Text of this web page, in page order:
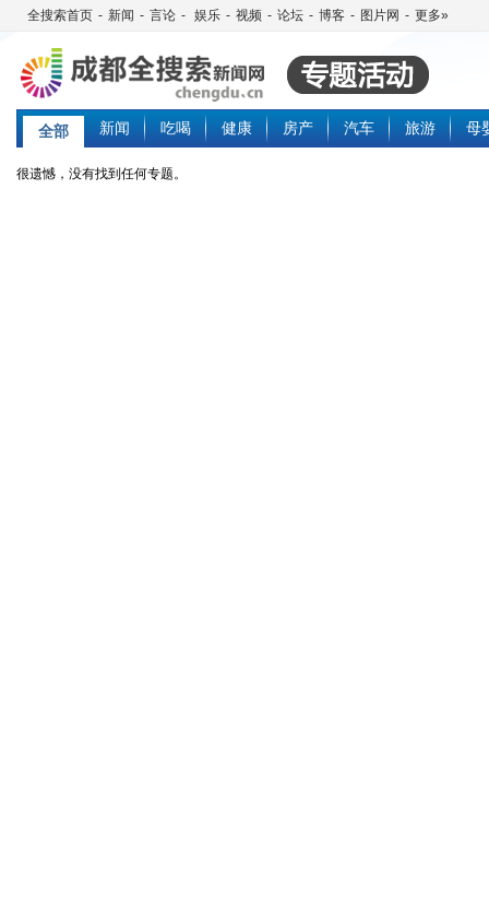
全搜索首页 - 新闻 - 言论 - 娱乐 - 视频 - 论坛 - 博客 - 图片网 - 更多»
全部 新闻 吃喝 健康 房产 汽车 旅游 母
很遗憾，没有找到任何专题。